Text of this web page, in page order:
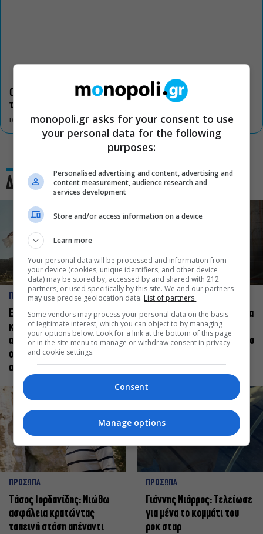
Οι «Τρωάδες» στην Επίδαυρο αλλάζουν την αντίληψη για
τον πολιτισμό
DON'T MISS
Δες και αυτό
ΠΡΟΣΩΠΑ
Ελεάνα Ανδρεούδη: Κάθε
καλλιτέχνης όταν
ανεβαίνει στη σκηνή
οφείλει να αισθάνεται
σταρ
ΠΡΟΣΩΠΑ
Βαγγέλης Μπίκος: Έμαθα να
δίνω αξία στο ποιος είμαι
πάνω στη σκηνή και όχι στο
ΠΡΟΣΩΠΑ
Tάσος Ιορδανίδης: Νιώθω
ασφάλεια κρατώντας
ταπεινή στάση απέναντι
ΠΡΟΣΩΠΑ
Γιάννης Νιάρρος: Τελείωσε
για μένα το κομμάτι του
ροκ σταρ
monopoli.gr asks for your consent to use
your personal data for the following
purposes:
Personalised advertising and content, advertising and
content measurement, audience research and
services development
Store and/or access information on a device
Learn more
Your personal data will be processed and information from
your device (cookies, unique identifiers, and other device
data) may be stored by, accessed by and shared with 212
partners, or used specifically by this site. We and our partners
may use precise geolocation data. List of partners.
Some vendors may process your personal data on the basis
of legitimate interest, which you can object to by managing
your options below. Look for a link at the bottom of this page
or in the site menu to manage or withdraw consent in privacy
and cookie settings.
Consent
Manage options